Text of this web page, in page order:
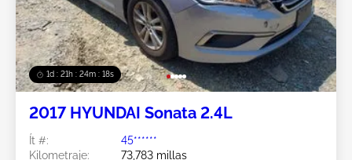
1d : 21h : 24m : 15s
2017 HYUNDAI Sonata 2.4L
Ít #:
45******
Kilometraje:
73,783 millas